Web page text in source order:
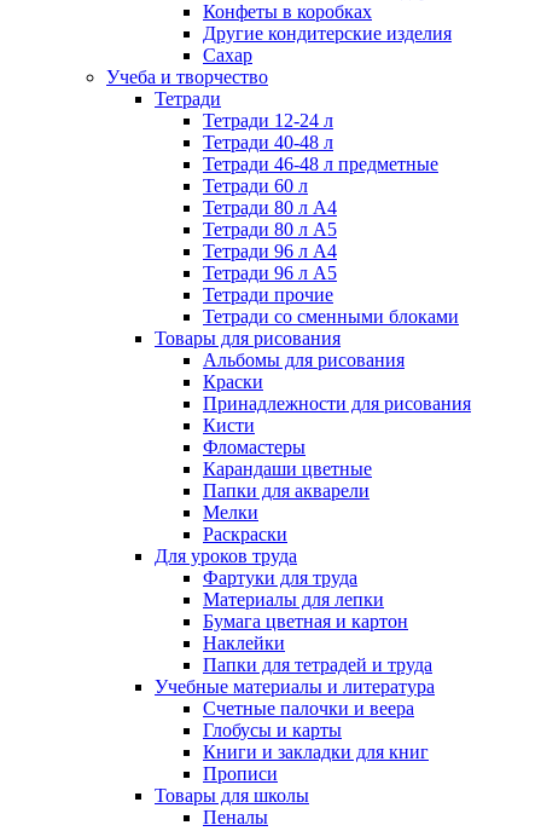
Конфеты в коробках
Другие кондитерские изделия
Сахар
Учеба и творчество
Тетради
Тетради 12-24 л
Тетради 40-48 л
Тетради 46-48 л предметные
Тетради 60 л
Тетради 80 л А4
Тетради 80 л А5
Тетради 96 л А4
Тетради 96 л А5
Тетради прочие
Тетради со сменными блоками
Товары для рисования
Альбомы для рисования
Краски
Принадлежности для рисования
Кисти
Фломастеры
Карандаши цветные
Папки для акварели
Мелки
Раскраски
Для уроков труда
Фартуки для труда
Материалы для лепки
Бумага цветная и картон
Наклейки
Папки для тетрадей и труда
Учебные материалы и литература
Счетные палочки и веера
Глобусы и карты
Книги и закладки для книг
Прописи
Товары для школы
Пеналы